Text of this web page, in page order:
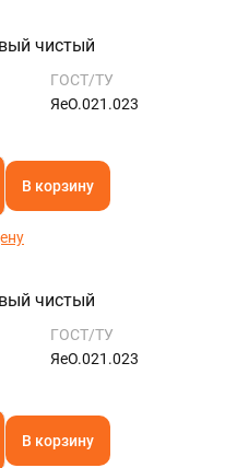
чистый
ГОСТ/ТУ
ЯеО.021.023
В корзину
чистый
ГОСТ/ТУ
ЯеО.021.023
В корзину